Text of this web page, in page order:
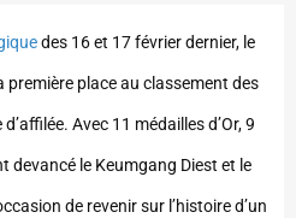
des 16 et 17 février dernier, le
première place au classement des
Avec 11 médailles d’Or, 9
devancé le Keumgang Diest et le
de revenir sur l’histoire d’un